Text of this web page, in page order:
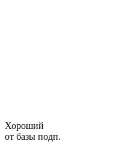
Хороший
от базы подп.